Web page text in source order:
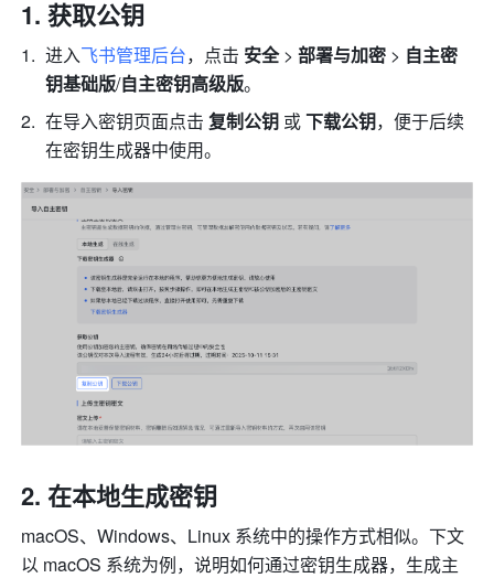
获取公钥
进入飞书管理后台，点击 安全 > 部署与加密 > 自主密
钥基础版/自主密钥高级版。
在导入密钥页面点击 复制公钥 或 下载公钥，便于后续
在密钥生成器中使用。
在本地生成密钥
macOS、Windows、Linux 系统中的操作方式相似。下文
以 macOS 系统为例，说明如何通过密钥生成器，生成主